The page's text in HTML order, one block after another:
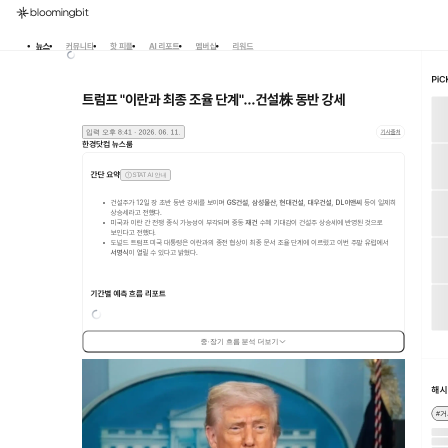
뉴스 커뮤니티 핫 피플 AI 리포트 멤버십
리워드
트럼프 "이란과 최종 조율 단계"…건설株 동반 강세
입력 오후 8:41 · 2026. 06. 11. 기사출처
한경닷컴 뉴스룸
간단 요약 STAT AI 안내
건설주가 12일 장 초반 동반 강세를 보이며 GS건설 삼성물산,현대건설 대우건설 DL이앤씨 등이 일제히
상승세라고 전했다.
미국과 이란 간 전쟁 종식 가능성이 부각되며 중동재건 수혜 기대감이 건설주 상승세에 반영된 것으로
보인다고 전했다.
도널드 트럼프 미국 대통령은 이란과의 종전 협상이 최종 문서 조율 단계에 이르렀고 이번 주말 유럽에서
서명식이 열릴 수 있다고 밝혔다.
기간별 예측 흐름 리포트
중·장기 흐름 분석 더보기
해
#거